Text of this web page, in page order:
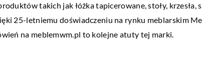
takich jak łóżka tapicerowane, stoły,
25-letniemu doświadczeniu na rynku meblarskim
na meblemwm.pl to kolejne atuty tej marki.